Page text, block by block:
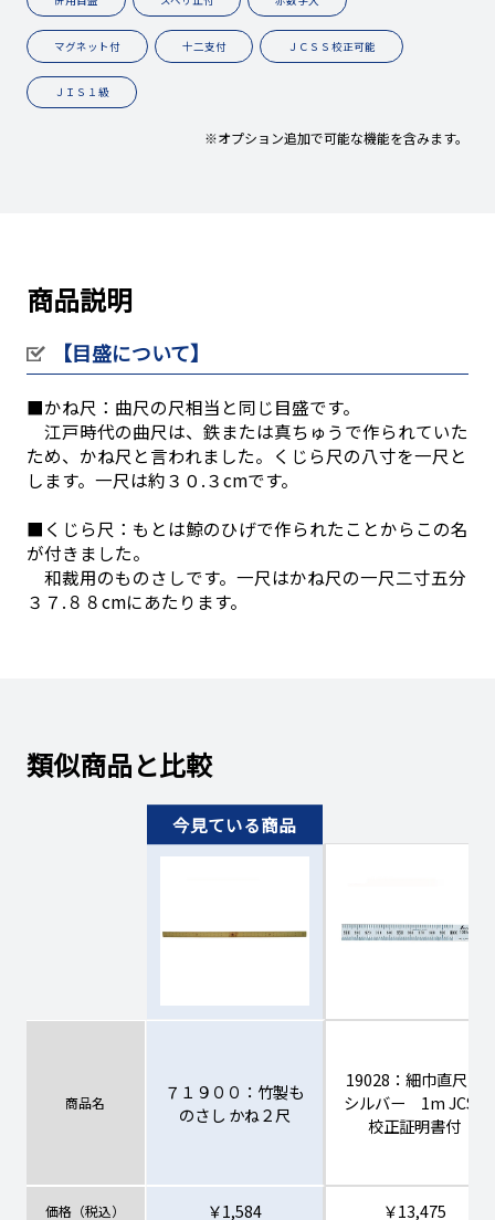
マグネット付 十二支付 ＪＣＳＳ校正可能
ＪＩＳ１級
※オプション追加で可能な機能を含みます。
商品説明
【目盛について】
■かね尺：曲尺の尺相当と同じ目盛です。
江戸時代の曲尺は、鉄または真ちゅうで作られていた
ため、かね尺と言われました。くじら尺の八寸を一尺と
します。一尺は約３０.３cmです。
■くじら尺：もとは鯨のひげで作られたことからこの名
が付きました。
和裁用のものさしです。一尺はかね尺の一尺二寸五分
３７.８８cmにあたります。
類似商品と比較
商品名
７１９００：竹製も
のさし かね２尺
19028：細巾直尺
シルバー 1m JCSS
校正証明書付
価格（税込） ￥1,584 ￥13,475